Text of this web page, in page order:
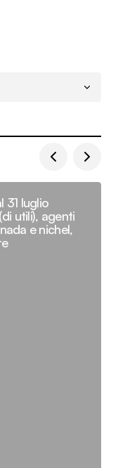
31 luglio
utili), agenti
e nichel,